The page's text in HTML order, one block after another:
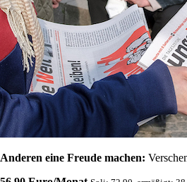
Anderen eine Freude machen: